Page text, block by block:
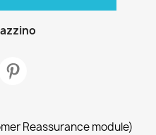
Reassurance module)